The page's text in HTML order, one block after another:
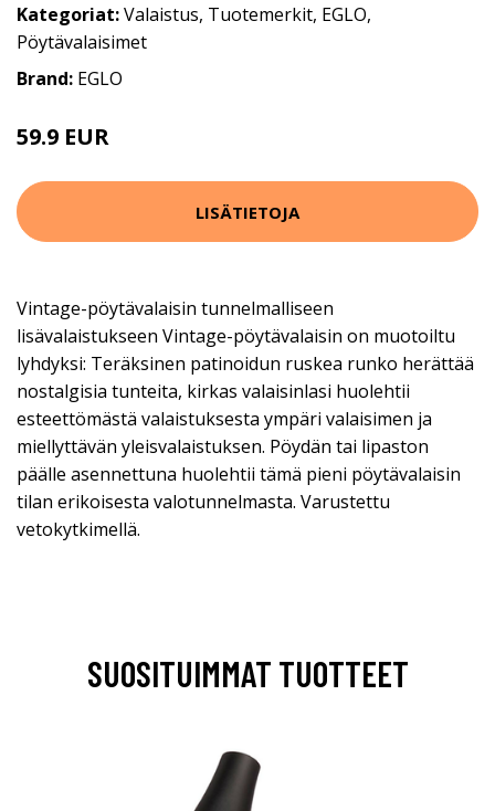
Kategoriat:Valaistus, Tuotemerkit, EGLO,
Pöytävalaisimet
Brand: EGLO
59.9 EUR
LISÄTIETOJA
Vintage-pöytävalaisin tunnelmalliseen
lisävalaistukseen Vintage-pöytävalaisin on muotoiltu
lyhdyksi: Teräksinen patinoidun ruskea runko herättää
nostalgisia tunteita, kirkas valaisinlasi huolehtii
esteettömästä valaistuksesta ympäri valaisimen ja
miellyttävän yleisvalaistuksen. Pöydän tai lipaston
päälle asennettuna huolehtii tämä pieni pöytävalaisin
tilan erikoisesta valotunnelmasta. Varustettu
vetokytkimellä.
SUOSITUIMMAT TUOTTEET